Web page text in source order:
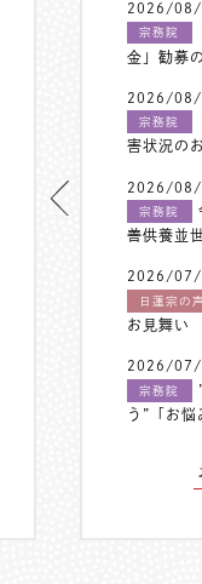
2026/08/
宗務院
金」勧募
2026/08/
宗務院
害状況の
2026/08/
宗務院
善供養並
2026/07/
日蓮宗の
お見舞い
2026/07/
宗務院
う”「お